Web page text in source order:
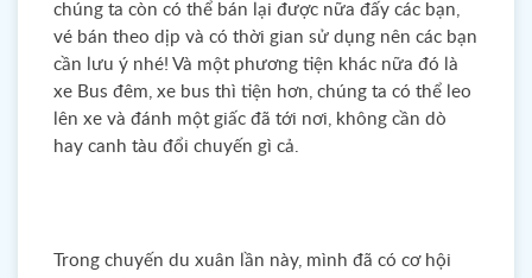
chúng ta còn có thể bán lại được nữa đấy các bạn,
vé bán theo dịp và có thời gian sử dụng nên các bạn
cần lưu ý nhé! Và một phương tiện khác nữa đó là
xe Bus đêm, xe bus thì tiện hơn, chúng ta có thể leo
lên xe và đánh một giấc đã tới nơi, không cần dò
hay canh tàu đổi chuyến gì cả.
Trong chuyến du xuân lần này, mình đã có cơ hội